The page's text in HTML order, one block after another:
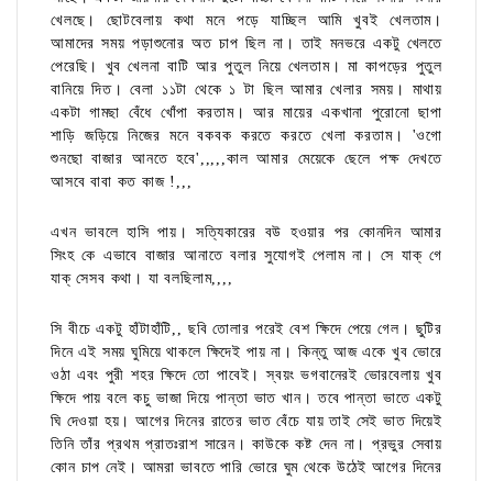
খেলছে। ছোটবেলায় কথা মনে পড়ে যাচ্ছিল আমি খুবই খেলতাম।
আমাদের সময় পড়াশুনোর অত চাপ ছিল না। তাই মনভরে একটু খেলতে
পেরেছি। খুব খেলনা বাটি আর পুতুল নিয়ে খেলতাম। মা কাপড়ের পুতুল
বানিয়ে দিত। বেলা ১১টা থেকে ১ টা ছিল আমার খেলার সময়। মাথায়
একটা গামছা বেঁধে খোঁপা করতাম। আর মায়ের একখানা পুরোনো ছাপা
শাড়ি জড়িয়ে নিজের মনে বকবক করতে করতে খেলা করতাম। 'ওগো
শুনছো বাজার আনতে হবে',,,,,কাল আমার মেয়েকে ছেলে পক্ষ দেখতে
আসবে বাবা কত কাজ !,,,
এখন ভাবলে হাসি পায়। সত্যিকারের বউ হওয়ার পর কোনদিন আমার
সিংহ কে এভাবে বাজার আনাতে বলার সুযোগই পেলাম না। সে যাক্ গে
যাক্ সেসব কথা। যা বলছিলাম,,,,
সি বীচে একটু হাঁটাহাঁটি,, ছবি তোলার পরেই বেশ ক্ষিদে পেয়ে গেল। ছুটির
দিনে এই সময় ঘুমিয়ে থাকলে ক্ষিদেই পায় না। কিন্তু আজ একে খুব ভোরে
ওঠা এবং পুরী শহর ক্ষিদে তো পাবেই। স্বয়ং ভগবানেরই ভোরবেলায় খুব
ক্ষিদে পায় বলে কচু ভাজা দিয়ে পান্তা ভাত খান। তবে পান্তা ভাতে একটু
ঘি দেওয়া হয়। আগের দিনের রাতের ভাত বেঁচে যায় তাই সেই ভাত দিয়েই
তিনি তাঁর প্রথম প্রাতঃরাশ সারেন। কাউকে কষ্ট দেন না। প্রভুর সেবায়
কোন চাপ নেই। আমরা ভাবতে পারি ভোরে ঘুম থেকে উঠেই আগের দিনের